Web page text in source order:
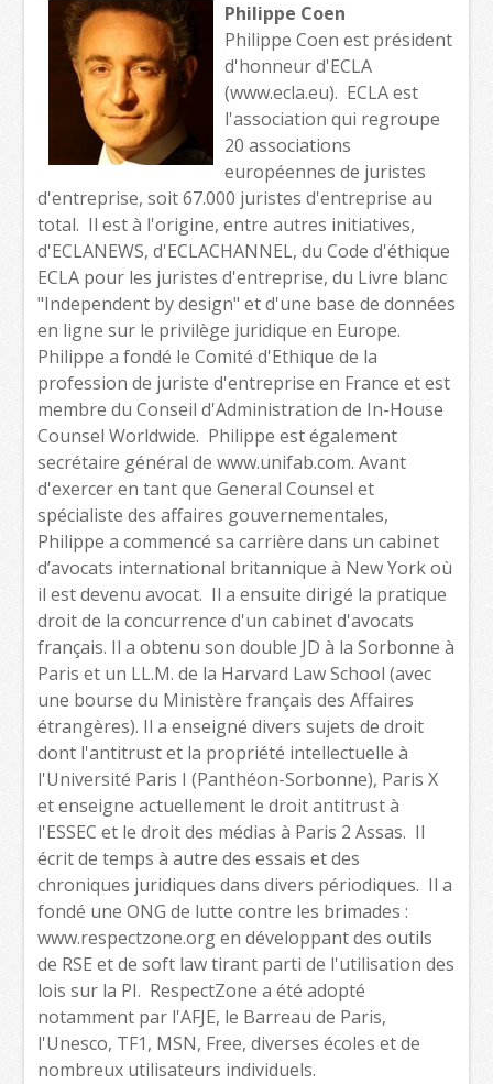
Philippe Coen
Philippe Coen est président
d'honneur d'ECLA
(www.ecla.eu). ECLA est
l'association qui regroupe
20 associations
européennes de juristes
d'entreprise, soit 67.000 juristes d'entreprise au
total. Il est à l'origine, entre autres initiatives,
d'ECLANEWS, d'ECLACHANNEL, du Code d'éthique
ECLA pour les juristes d'entreprise, du Livre blanc
"Independent by design" et d'une base de données
en ligne sur le privilège juridique en Europe.
Philippe a fondé le Comité d'Ethique de la
profession de juriste d'entreprise en France et est
membre du Conseil d'Administration de In-House
Counsel Worldwide. Philippe est également
secrétaire général de www.unifab.com. Avant
d'exercer en tant que General Counsel et
spécialiste des affaires gouvernementales,
Philippe a commencé sa carrière dans un cabinet
d’avocats international britannique à New York où
il est devenu avocat. Il a ensuite dirigé la pratique
droit de la concurrence d'un cabinet d'avocats
français. Il a obtenu son double JD à la Sorbonne à
Paris et un LL.M. de la Harvard Law School (avec
une bourse du Ministère français des Affaires
étrangères). Il a enseigné divers sujets de droit
dont l'antitrust et la propriété intellectuelle à
l'Université Paris I (Panthéon-Sorbonne), Paris X
et enseigne actuellement le droit antitrust à
l'ESSEC et le droit des médias à Paris 2 Assas. Il
écrit de temps à autre des essais et des
chroniques juridiques dans divers périodiques. Il a
fondé une ONG de lutte contre les brimades :
www.respectzone.org en développant des outils
de RSE et de soft law tirant parti de l'utilisation des
lois sur la PI. RespectZone a été adopté
notamment par l'AFJE, le Barreau de Paris,
l'Unesco, TF1, MSN, Free, diverses écoles et de
nombreux utilisateurs individuels.